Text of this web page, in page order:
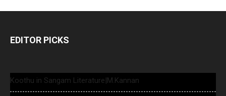
EDITOR PICKS
Koothu in Sangam Literature|M.Kannan